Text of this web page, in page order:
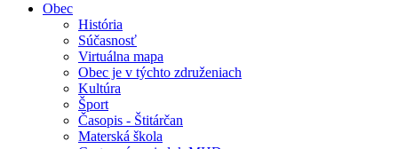
Obec
História
Súčasnosť
Virtuálna mapa
Obec je v týchto združeniach
Kultúra
Šport
Časopis - Štitárčan
Materská škola